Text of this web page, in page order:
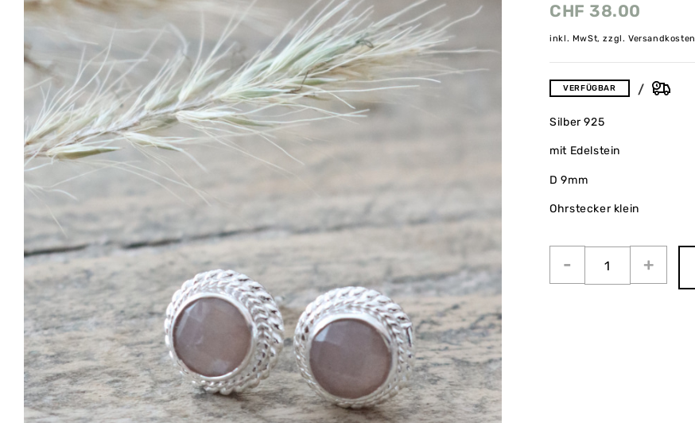
CHF 38.00
inkl. MwSt, zzgl. Versandkosten
VERFÜGBAR
Silber 925
mit Edelstein
D 9mm
Ohrstecker klein